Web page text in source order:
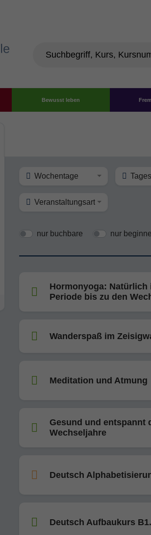
Bewusst leben
Wochentage
Veranstaltungsart
nur buchbare nur
Hormonyoga: Natürlich
Periode bis zu den
Wanderspaß im
Meditation und Atmung
Gesund und entspannt
Wechseljahre
Deutsch
Deutsch Aufbaukurs